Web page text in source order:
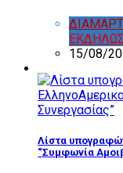
15/08/
Λίστα
“Συμφωνία